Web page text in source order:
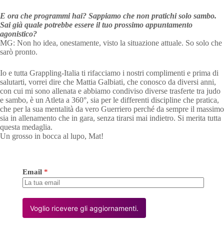
E ora che programmi hai? Sappiamo che non pratichi solo sambo.
Sai già quale potrebbe essere il tuo prossimo appuntamento
agonistico?
MG: Non ho idea, onestamente, visto la situazione attuale. So solo che
sarò pronto.
Io e tutta Grappling-Italia ti rifacciamo i nostri complimenti e prima di
salutarti, vorrei dire che Mattia Galbiati, che conosco da diversi anni,
con cui mi sono allenata e abbiamo condiviso diverse trasferte tra judo
e sambo, è un Atleta a 360°, sia per le differenti discipline che pratica,
che per la sua mentalità da vero Guerriero perché da sempre il massimo
sia in allenamento che in gara, senza tirarsi mai indietro. Si merita tutta
questa medaglia.
Un grosso in bocca al lupo, Mat!
Email *
Voglio ricevere gli aggiornamenti.